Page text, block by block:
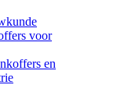
voor
en